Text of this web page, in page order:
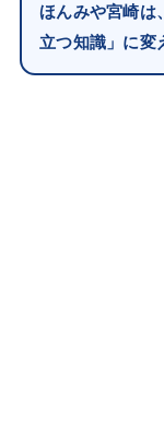
ほんみや宮崎は
立つ知識」に変